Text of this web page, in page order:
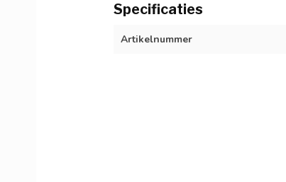
Specificaties
Artikelnummer